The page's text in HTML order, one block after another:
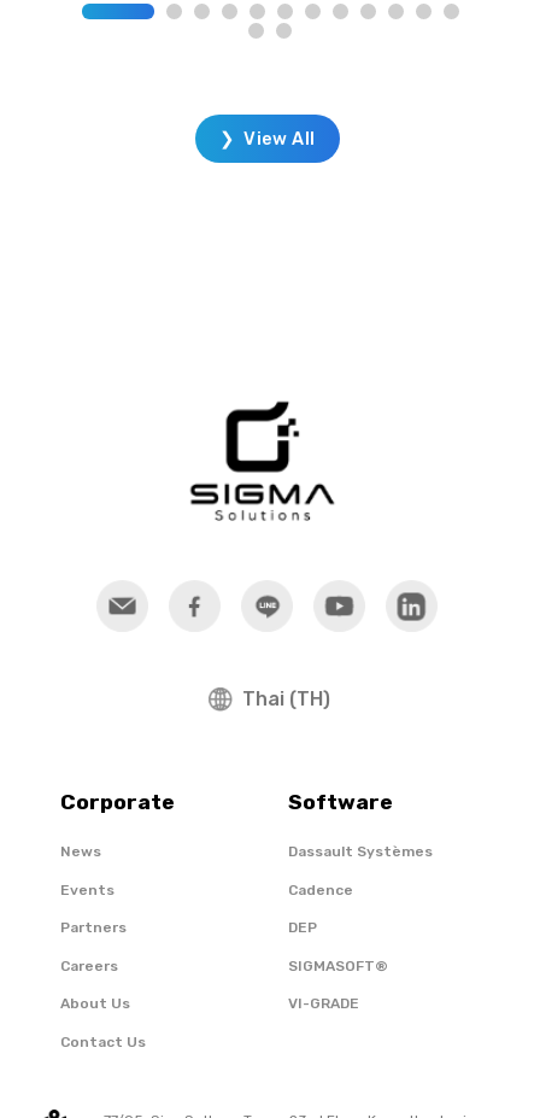
จำลองของสายการผลิตที่มีองค์ประกอบ
ด้านเครื่องจักร หุ่นยนต์ คน รวมถึงเครื่อง
ถึงผลกระทบที่อันอาจเกิดขึ้นจากระบบและ
การวางแผนที่ผิดพลาด Highlight
❯ View All
Thai (TH)
Corporate
News
Events
Partners
Careers
About Us
Contact Us
Software
Dassault Systèmes
Cadence
DEP
SIGMASOFT®
VI-GRADE